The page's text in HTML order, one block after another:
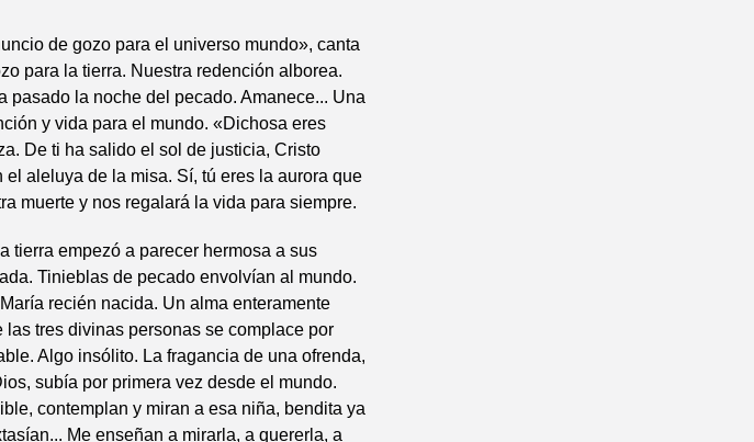
de gozo para el universo mundo», canta
para la tierra. Nuestra redención alborea.
pasado la noche del pecado. Amanece... Una
y vida para el mundo. «Dichosa eres
De ti ha salido el sol de justicia, Cristo
aleluya de la misa. Sí, tú eres la aurora que
muerte y nos regalará la vida para siempre.
tierra empezó a parecer hermosa a sus
Tinieblas de pecado envolvían al mundo.
recién nacida. Un alma enteramente
tres divinas personas se complace por
Algo insólito. La fragancia de una ofrenda,
subía por primera vez desde el mundo.
contemplan y miran a esa niña, bendita ya
Me enseñan a mirarla, a quererla, a